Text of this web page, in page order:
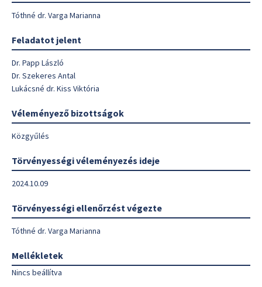
Tóthné dr. Varga Marianna
Feladatot jelent
Dr. Papp László
Dr. Szekeres Antal
Lukácsné dr. Kiss Viktória
Véleményező bizottságok
Közgyűlés
Törvényességi véleményezés ideje
2024.10.09
Törvényességi ellenőrzést végezte
Tóthné dr. Varga Marianna
Mellékletek
Nincs beállítva